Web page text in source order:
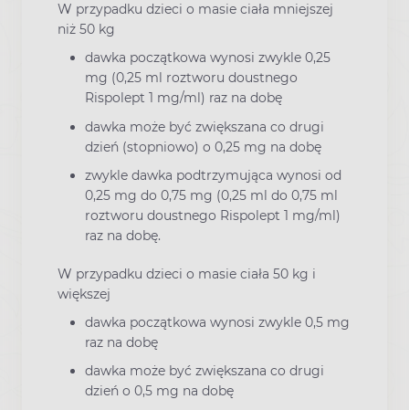
W przypadku dzieci o masie ciała mniejszej
niż 50 kg
dawka początkowa wynosi zwykle 0,25
mg (0,25 ml roztworu doustnego
Rispolept 1 mg/ml) raz na dobę
dawka może być zwiększana co drugi
dzień (stopniowo) o 0,25 mg na dobę
zwykle dawka podtrzymująca wynosi od
0,25 mg do 0,75 mg (0,25 ml do 0,75 ml
roztworu doustnego Rispolept 1 mg/ml)
raz na dobę.
W przypadku dzieci o masie ciała 50 kg i
większej
dawka początkowa wynosi zwykle 0,5 mg
raz na dobę
dawka może być zwiększana co drugi
dzień o 0,5 mg na dobę